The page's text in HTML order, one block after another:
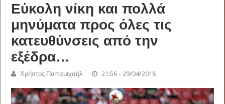
Εύκολη νίκη και πολλά
μηνύματα προς όλες τις
κατευθύνσεις από την
εξέδρα…
Χρήστος Παπαμιχαήλ 21:56 - 29/04/2018